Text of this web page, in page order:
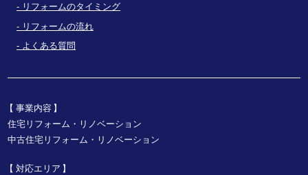
リフォームのタイミング
リフォームの流れ
よくある質問
事業内容
住宅リフォーム・リノベーション
中古住宅リフォーム・リノベーション
対応エリア